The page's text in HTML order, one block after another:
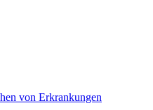
von Erkrankungen